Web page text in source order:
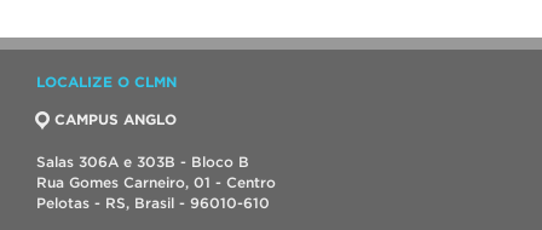
LOCALIZE O CLMN
CAMPUS ANGLO
Salas 306A e 303B - Bloco B
Rua Gomes Carneiro, 01 - Centro
Pelotas - RS, Brasil - 96010-610